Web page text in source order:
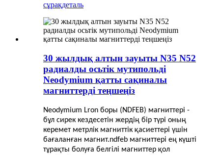
сұрақдеталь
30 жылдық алтын зауыты N35 N52
радиалды осьтік мутипольді
Neodymium қатты сақиналы
магниттерді теңшеңіз
Neodymium Lron боры (NDFEB) магниттері -
бұл сирек кездесетін жердің бір түрі оның
керемет метрлік магниттік қасиеттері үшін
бағаланған магнит.ndfeb магниттері ең күшті
тұрақты болуға белгілі магниттер қол